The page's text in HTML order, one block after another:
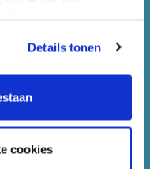
u dan voor "alleen
Details tonen
cookies